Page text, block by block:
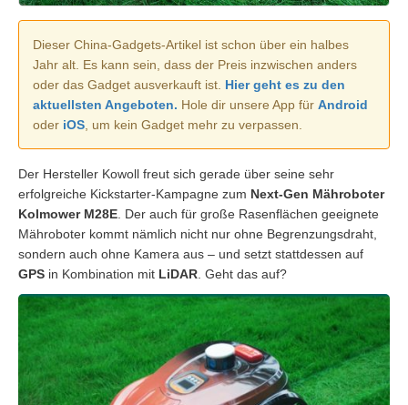
Dieser China-Gadgets-Artikel ist schon über ein halbes
Jahr alt. Es kann sein, dass der Preis inzwischen anders
oder das Gadget ausverkauft ist. Hier geht es zu den
aktuellsten Angeboten. Hole dir unsere App für Android
oder iOS , um kein Gadget mehr zu verpassen.
Der Hersteller Kowoll freut sich gerade über seine sehr
erfolgreiche Kickstarter-Kampagne zum Next-Gen Mähroboter
Kolmower M28E . Der auch für große Rasenflächen geeignete
Mähroboter kommt nämlich nicht nur ohne Begrenzungsdraht,
sondern auch ohne Kamera aus – und setzt stattdessen auf
GPS in Kombination mit LiDAR . Geht das auf?